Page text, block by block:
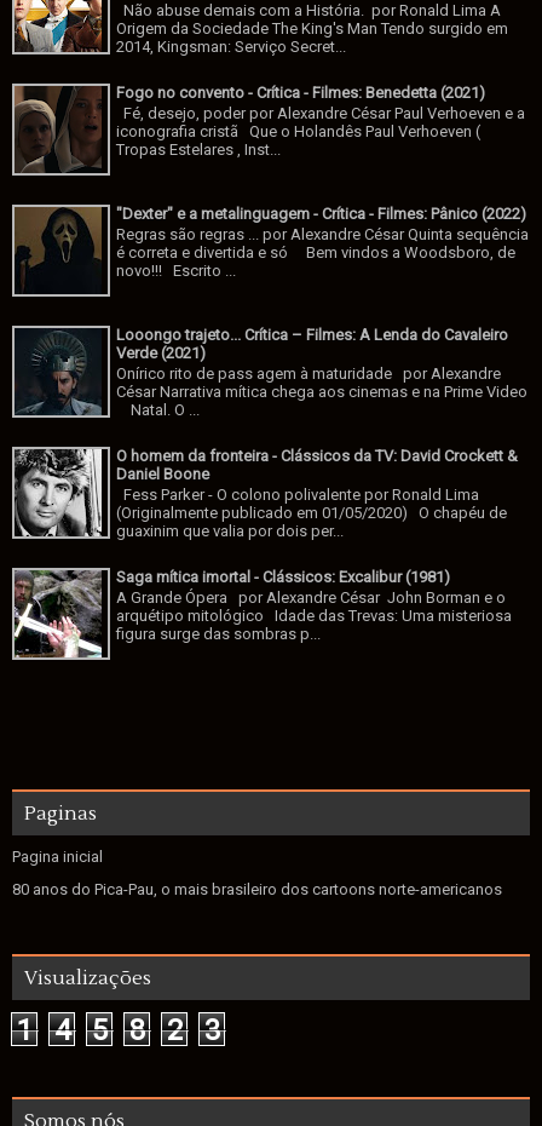
Não abuse demais com a História. por Ronald Lima A
Origem da Sociedade The King's Man Tendo surgido em
2014, Kingsman: Serviço Secret...
Fogo no convento - Crítica - Filmes: Benedetta (2021)
Fé, desejo, poder por Alexandre César Paul Verhoeven e a
iconografia cristã Que o Holandês Paul Verhoeven (
Tropas Estelares , Inst...
"Dexter" e a metalinguagem - Crítica - Filmes: Pânico (2022)
Regras são regras ... por Alexandre César Quinta sequência
é correta e divertida e só Bem vindos a Woodsboro, de
novo!!! Escrito ...
Looongo trajeto... Crítica – Filmes: A Lenda do Cavaleiro
Verde (2021)
Onírico rito de pass agem à maturidade por Alexandre
César Narrativa mítica chega aos cinemas e na Prime Video
Natal. O ...
O homem da fronteira - Clássicos da TV: David Crockett &
Daniel Boone
Fess Parker - O colono polivalente por Ronald Lima
(Originalmente publicado em 01/05/2020) O chapéu de
guaxinim que valia por dois per...
Saga mítica imortal - Clássicos: Excalibur (1981)
A Grande Ópera por Alexandre César John Borman e o
arquétipo mitológico Idade das Trevas: Uma misteriosa
figura surge das sombras p...
Paginas
Pagina inicial
80 anos do Pica-Pau, o mais brasileiro dos cartoons norte-americanos
Visualizações
1 4 5 8 2 3
Somos nós